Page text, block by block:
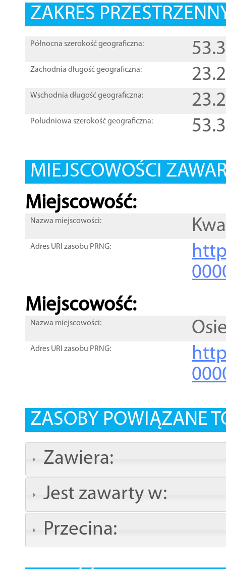
ZAKRES
Północna szerokość geograficzna:
Zachodnia długość geograficzna:
Wschodnia długość geograficzna:
Południowa szerokość geograficzna:
MIEJSCOWOŚCI
Miejscowość:
Nazwa miejscowości:
Adres URI zasobu PRNG:
Miejscowość:
Nazwa miejscowości:
Adres URI zasobu PRNG:
ZASOBY POWIĄZANE
Zawiera:
Jest zawarty w:
Przecina: